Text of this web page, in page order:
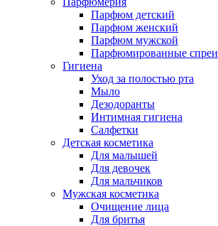
Парфюм детский
Парфюм женский
Парфюм мужской
Парфюмированные спреи
Гигиена
Уход за полостью рта
Мыло
Дезодоранты
Интимная гигиена
Салфетки
Детская косметика
Для малышей
Для девочек
Для мальчиков
Мужская косметика
Очищение лица
Для бритья